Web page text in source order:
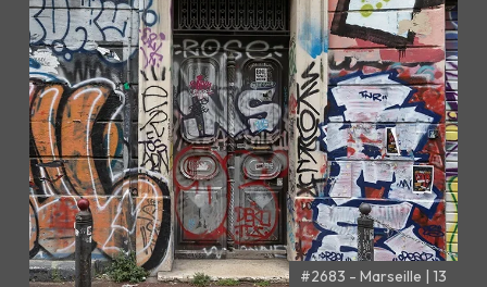
#2683 - Marseille | 13